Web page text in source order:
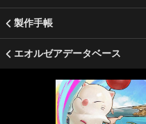
製作手帳
エオルゼアデータベース